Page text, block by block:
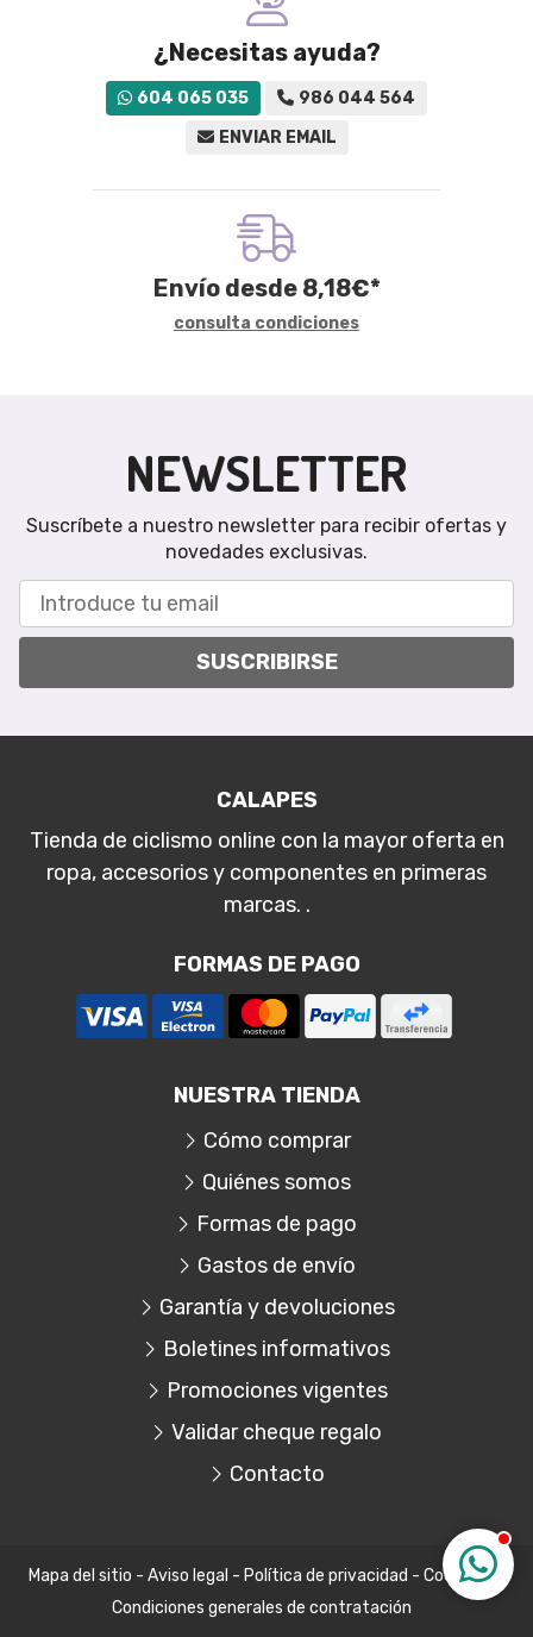
¿Necesitas ayuda?
604 065 035
986 044 564
ENVIAR EMAIL
Envío desde 8,18€*
consulta condiciones
NEWSLETTER
Suscríbete a nuestro newsletter para recibir ofertas y
novedades exclusivas.
SUSCRIBIRSE
CALAPES
Tienda de ciclismo online con la mayor oferta en
ropa, accesorios y componentes en primeras
marcas. .
FORMAS DE PAGO
NUESTRA TIENDA
Cómo comprar
Quiénes somos
Formas de pago
Gastos de envío
Garantía y devoluciones
Boletines informativos
Promociones vigentes
Validar cheque regalo
Contacto
Mapa del sitio - Aviso legal - Política de privacidad - Cookies-
Condiciones generales de contratación